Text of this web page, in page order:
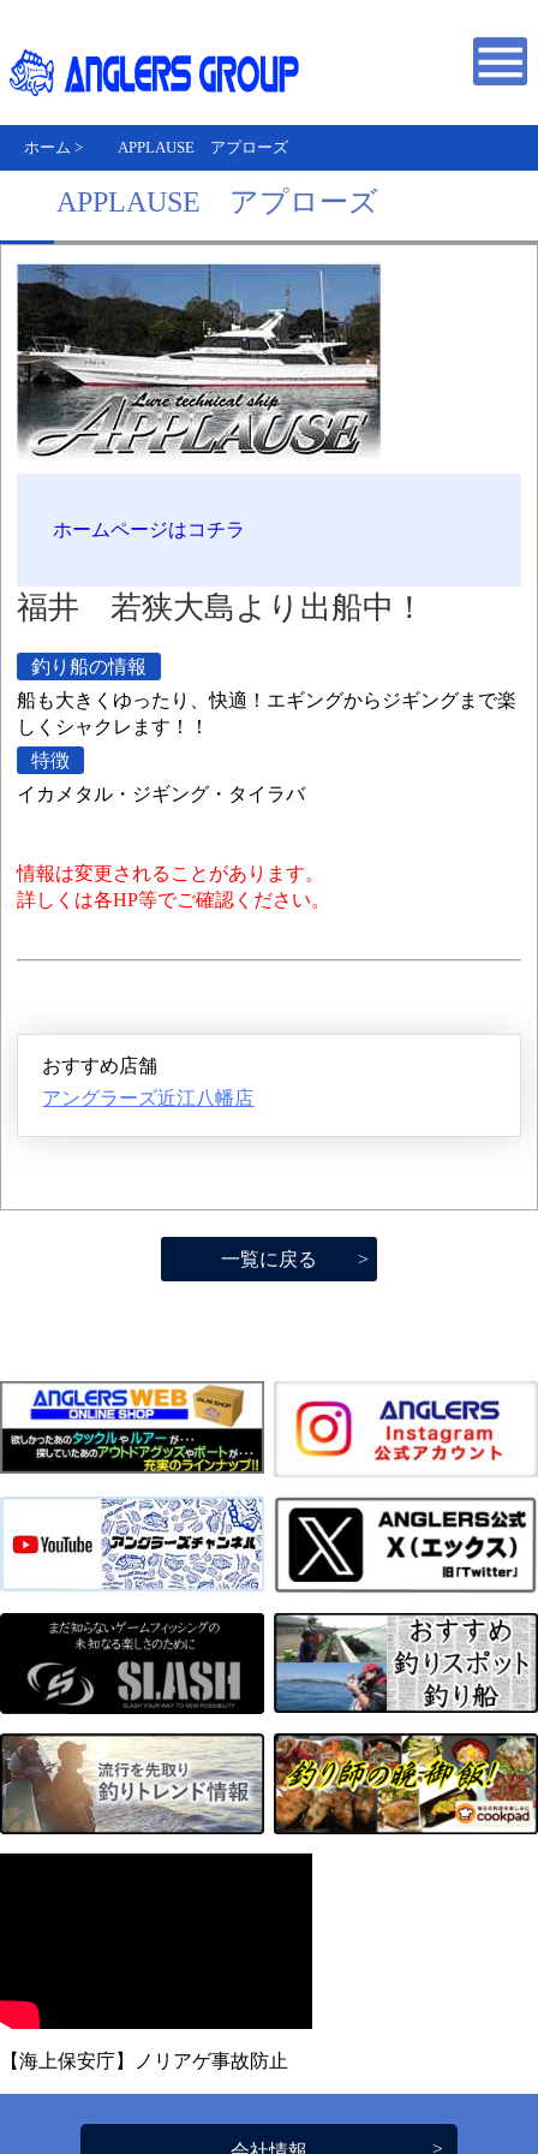
ホーム > APPLAUSE アプローズ
APPLAUSE アプローズ
ホームページはコチラ
福井 若狭大島より出船中！
釣り船の情報
船も大きくゆったり、快適！エギングからジギングまで楽
しくシャクレます！！
特徴
イカメタル・ジギング・タイラバ
情報は変更されることがあります。
詳しくは各HP等でご確認ください。
おすすめ店舗
アングラーズ近江八幡店
一覧に戻る
【海上保安庁】ノリアゲ事故防止